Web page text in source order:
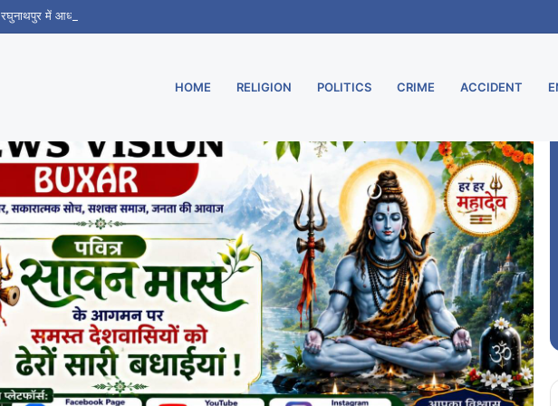
रघुनाथपुर में आधार सेवा केंद्र शुरू, मुरार उपडाकघर नए भवन में हुआ स्थानांतरित
HOME RELIGION POLITICS CRIME ACCIDENT